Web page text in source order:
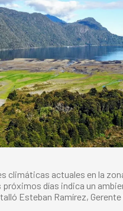
climáticas actuales en la
días indica un
Esteban Ramírez, Gerente